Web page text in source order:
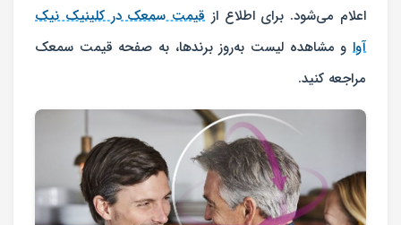
اعلام می‌شود. برای اطلاع از قیمت سمعک در کلینیک نیک
آوا و مشاهده لیست به‌روز برندها، به صفحه قیمت سمعک
مراجعه کنید.